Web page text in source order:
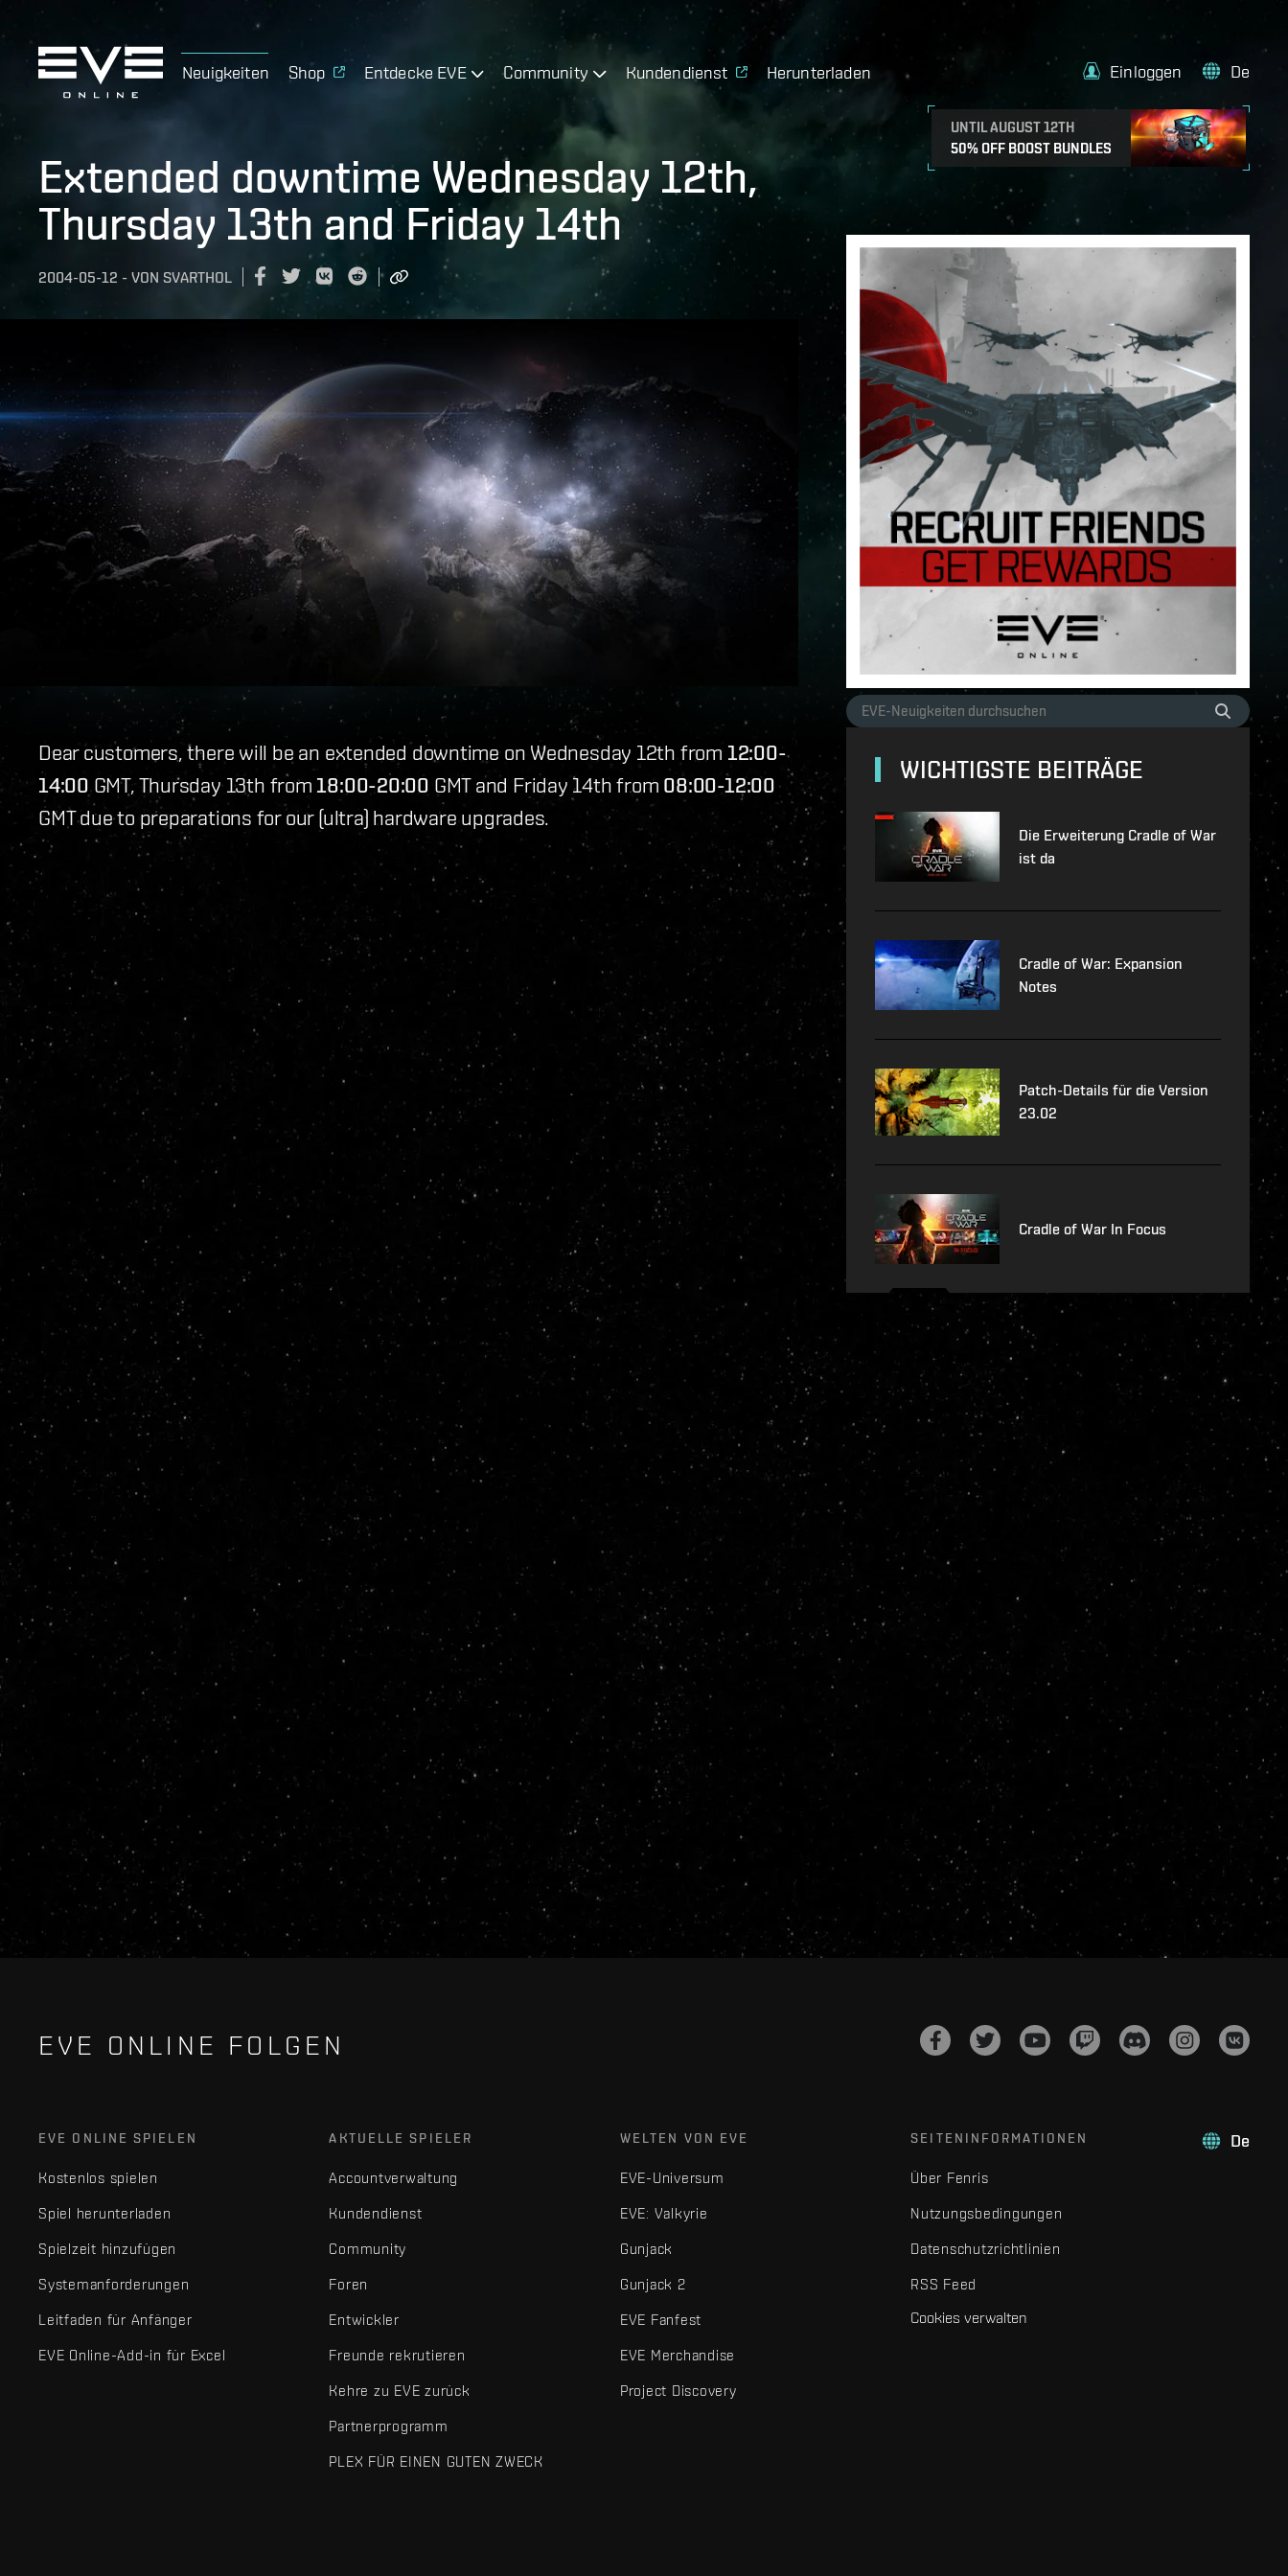
Neuigkeiten Shop Entdecke EVE Community Kundendienst Herunterladen
UNTIL AUGUST 12TH
50% OFF BOOST BUNDLES
Einloggen De
Extended downtime Wednesday 12th,
Thursday 13th and Friday 14th
2004-05-12 - VON SVARTHOL
Dear customers, there will be an extended downtime on Wednesday 12th from 12:00-
14:00GMT, Thursday 13th from 18:00-20:00 GMT and Friday 14th from 08:00-12:00
GMT due to preparations for our (ultra) hardware upgrades.
WICHTIGSTE BEITRÄGE
Die Erweiterung Cradle of War
ist da
Cradle of War: Expansion
Notes
Patch-Details für die Version
23.02
Cradle of War In Focus
EVE ONLINE FOLGEN
De
EVE ONLINE SPIELEN
Kostenlos spielen
Spiel herunterladen
Spielzeit hinzufügen
Systemanforderungen
Leitfaden für Anfänger
EVE Online-Add-in für Excel
AKTUELLE SPIELER
Accountverwaltung
Kundendienst
Community
Foren
Entwickler
Freunde rekrutieren
Kehre zu EVE zurück
Partnerprogramm
PLEX FÜR EINEN GUTEN ZWECK
WELTEN VON EVE
EVE-Universum
EVE: Valkyrie
Gunjack
Gunjack 2
EVE Fanfest
EVE Merchandise
Project Discovery
SEITENINFORMATIONEN
Über Fenris
Nutzungsbedingungen
Datenschutzrichtlinien
RSS Feed
Cookies verwalten